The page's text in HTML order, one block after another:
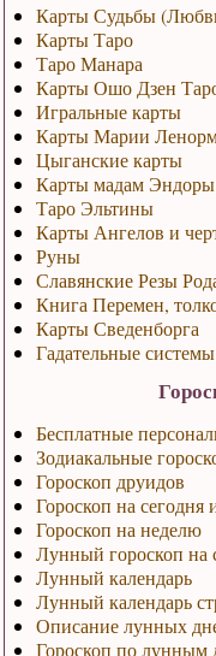
Карты Судьбы
Карты Таро
Таро Манара
Карты Ошо Дзен
Игральные карты
Карты Марии
Цыганские карты
Карты мадам Эндоры
Таро Эльтины
Карты Ангелов и
Руны
Славянские Резы
Книга Перемен,
Карты Сведенборга
Гадательные системы
Бесплатные
Зодиакальные
Гороскоп друидов
Гороскоп на сегодня
Гороскоп на неделю
Лунный гороскоп на
Лунный календарь
Лунный календарь
Описание лунных
Гороскоп по лунным